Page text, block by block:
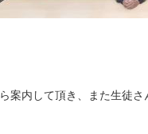
案内して頂き、また生徒